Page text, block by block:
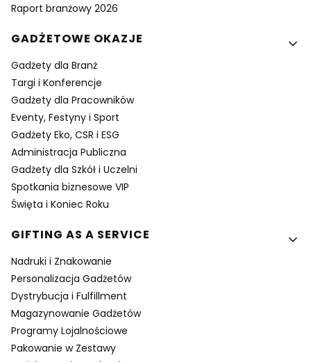
Raport branżowy 2026
GADŻETOWE OKAZJE
Gadżety dla Branż
Targi i Konferencje
Gadżety dla Pracowników
Eventy, Festyny i Sport
Gadżety Eko, CSR i ESG
Administracja Publiczna
Gadżety dla Szkół i Uczelni
Spotkania biznesowe VIP
Święta i Koniec Roku
GIFTING AS A SERVICE
Nadruki i Znakowanie
Personalizacja Gadżetów
Dystrybucja i Fulfillment
Magazynowanie Gadżetów
Programy Lojalnościowe
Pakowanie w Zestawy